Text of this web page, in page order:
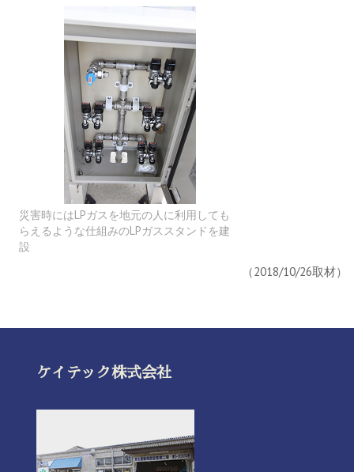
災害時にはLPガスを地元の人に利用しても
らえるような仕組みのLPガススタンドを建
設
（2018/10/26取材）
ケイテック株式会社